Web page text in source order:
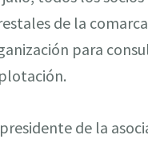
de la
para
de la